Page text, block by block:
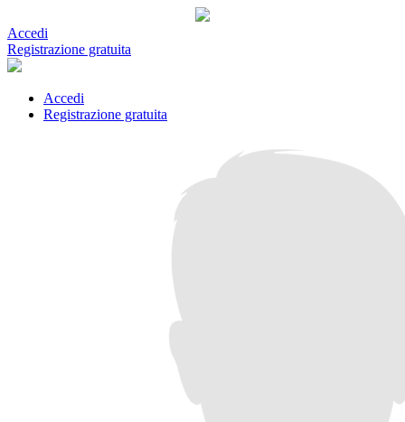
Accedi
Registrazione gratuita
Accedi
Registrazione gratuita